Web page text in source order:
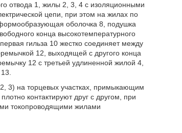
отвода 1, жилы 2, 3, 4 с изоляционными
цепи, при этом на жилах по
оболочка 8, подушка
конца высокотемпературного
гильза 10 жестко соединяет между
12, выходящей с другого конца
12 с третьей удлиненной жилой 4,
3) на торцевых участках, примыкающим
контактируют друг с другом, при
токопроводящими жилами